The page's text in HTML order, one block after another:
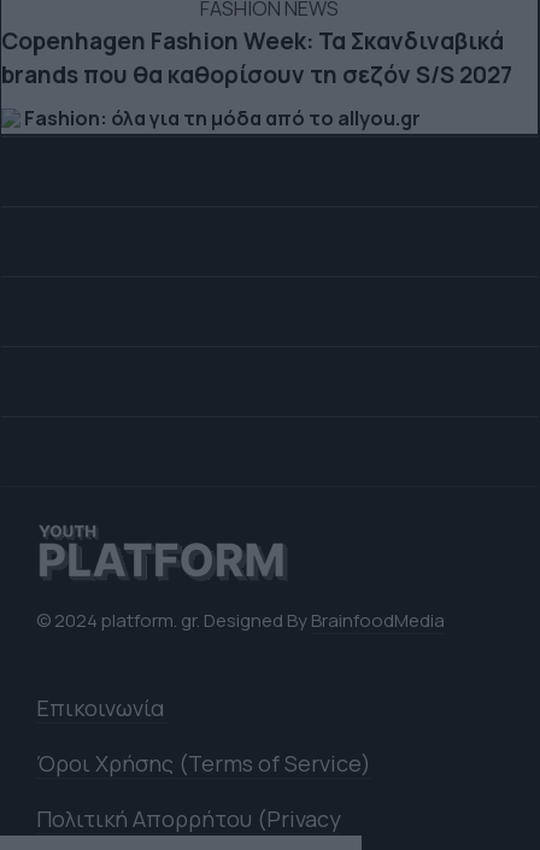
FASHION NEWS
Copenhagen Fashion Week: Τα Σκανδιναβικά
brands που θα καθορίσουν τη σεζόν S/S 2027
Fashion: όλα για τη μόδα από το allyou.gr
© 2024 platform. gr. Designed ByBrainfoodMedia
Επικοινωνία
Όροι Χρήσης (Terms of Service)
Πολιτική Απορρήτου (Privacy